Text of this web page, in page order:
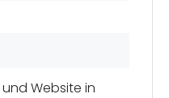
Website in